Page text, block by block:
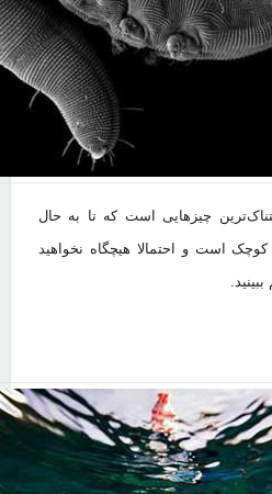
چیزهایی است که تا به حال
کوچک است و احتمالا هیچگاه نخواهید